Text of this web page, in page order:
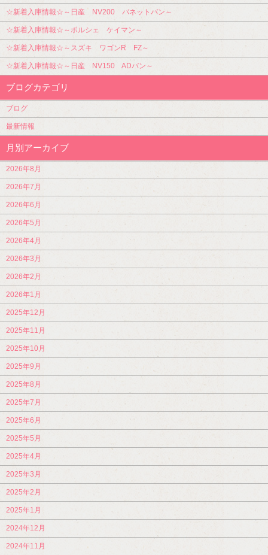
☆新着入庫情報☆～日産 NV200 バネットバン～
☆新着入庫情報☆～ポルシェ ケイマン～
☆新着入庫情報☆～スズキ ワゴンR FZ～
☆新着入庫情報☆～日産 NV150 ADバン～
ブログカテゴリ
ブログ
最新情報
月別アーカイブ
2026年8月
2026年7月
2026年6月
2026年5月
2026年4月
2026年3月
2026年2月
2026年1月
2025年12月
2025年11月
2025年10月
2025年9月
2025年8月
2025年7月
2025年6月
2025年5月
2025年4月
2025年3月
2025年2月
2025年1月
2024年12月
2024年11月